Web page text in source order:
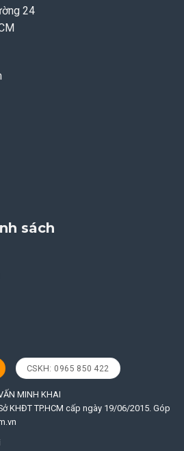
24
sách
CSKH: 0965 850 422
MINH KHAI
KHĐT TP.HCM cấp ngày 19/06/2015. Góp